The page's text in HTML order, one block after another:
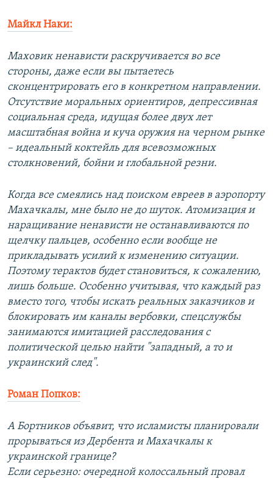
Майкл Наки:
Маховик ненависти раскручивается во все
стороны, даже если вы пытаетесь
сконцентрировать его в конкретном направлении.
Отсутствие моральных ориентиров, депрессивная
социальная среда, идущая более двух лет
масштабная война и куча оружия на черном рынке
– идеальный коктейль для всевозможных
столкновений, бойни и глобальной резни.
Когда все смеялись над поиском евреев в аэропорту
Махачкалы, мне было не до шуток. Атомизация и
наращивание ненависти не останавливаются по
щелчку пальцев, особенно если вообще не
прикладывать усилий к изменению ситуации.
Поэтому терактов будет становиться, к сожалению,
лишь больше. Особенно учитывая, что каждый раз
вместо того, чтобы искать реальных заказчиков и
блокировать им каналы вербовки, спецслужбы
занимаются имитацией расследования с
политической целью найти "западный, а то и
украинский след".
Роман Попков:
А Бортников объявит, что исламисты планировали
прорываться из Дербента и Махачкалы к
украинской границе?
Если серьезно: очередной колоссальный провал